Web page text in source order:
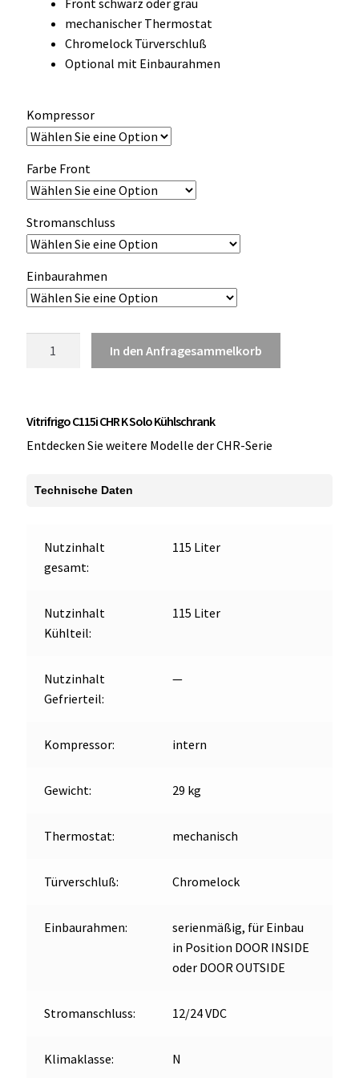
OCX 2 Serie
Geräte Optionen
Wissenswertes
Konfigurator
Kontakt
mechanischer Thermostat
Chromelock Türverschluß
Optional mit Einbaurahmen
Kompressor
Farbe Front
Stromanschluss
Einbaurahmen
Kühlschrank
Menge
In den Anfragesammelkorb
Vitrifrigo C115i CHR K Solo Kühlschrank
Entdecken Sie weitere Modelle der CHR-Serie
Technische Daten
Nutzinhalt
gesamt:
115 Liter
Nutzinhalt
Kühlteil:
115 Liter
Nutzinhalt
Gefrierteil:
—
Kompressor: intern
Gewicht: 29 kg
Thermostat: mechanisch
Türverschluß: Chromelock
Einbaurahmen:
serienmäßig, für Einbau
in Position DOOR INSIDE
oder DOOR OUTSIDE
Stromanschluss: 12/24 VDC
Klimaklasse: N